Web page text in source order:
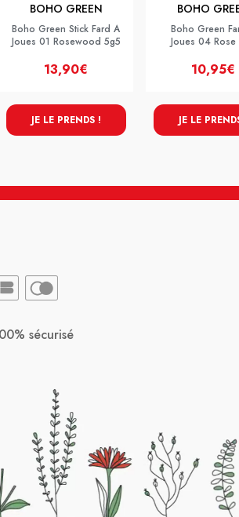
BOHO GREEN
Boho Green Stick Fard A
Joues 01 Rosewood 5g5
13,90€
JE LE PRENDS !
BOHO
Boho Green
Joues 04 Rose
10,95€
JE LE
sécurisé